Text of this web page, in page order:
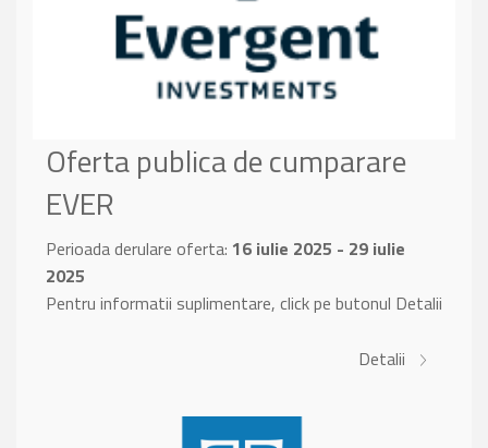
Oferta publica de cumparare
EVER
Perioada derulare oferta: 16 iulie 2025 - 29 iulie
2025
Pentru informatii suplimentare, click pe butonul Detalii
Detalii